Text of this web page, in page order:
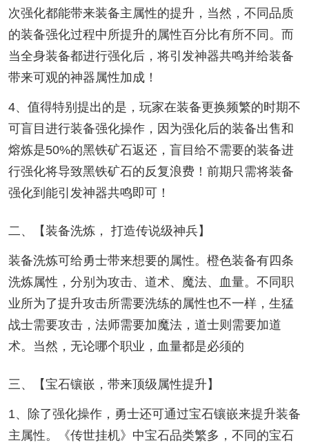
次强化都能带来装备主属性的提升，当然，不同品质
的装备强化过程中所提升的属性百分比有所不同。而
当全身装备都进行强化后，将引发神器共鸣并给装备
带来可观的神器属性加成！
4、值得特别提出的是，玩家在装备更换频繁的时期不
可盲目进行装备强化操作，因为强化后的装备出售和
熔炼是50%的黑铁矿石返还，盲目给不需要的装备进
行强化将导致黑铁矿石的反复浪费！前期只需将装备
强化到能引发神器共鸣即可！
二、【装备洗炼， 打造传说级神兵】
装备洗炼可给勇士带来想要的属性。橙色装备有四条
洗炼属性，分别为攻击、道术、魔法、血量。不同职
业所为了提升攻击所需要洗练的属性也不一样，生猛
战士需要攻击，法师需要加魔法，道士则需要加道
术。当然，无论哪个职业，血量都是必须的
三、【宝石镶嵌，带来顶级属性提升】
1、除了强化操作，勇士还可通过宝石镶嵌来提升装备
主属性。《传世挂机》中宝石品类繁多，不同的宝石